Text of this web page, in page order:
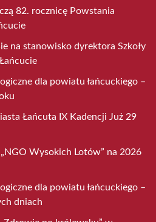
82. rocznicę Powstania
na stanowisko dyrektora Szkoły
dla powiatu łańcuckiego –
Łańcuta IX Kadencji Już 29
Wysokich Lotów” na 2026
dla powiatu łańcuckiego –
dniach